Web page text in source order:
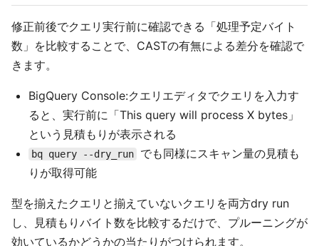
修正前後でクエリ実行前に確認できる「処理予定バイト
数」を比較することで、CASTの有無による差分を確認で
きます。
BigQuery Console:クエリエディタでクエリを入力す
ると、実行前に「This query will process X bytes」
という見積もりが表示される
bq query --dry_run
でも同様にスキャン量の見積も
りが取得可能
型を揃えたクエリと揃えていないクエリを両方dry run
し、見積もりバイト数を比較するだけで、プルーニングが
効いているかどうかの当たりがつけられます。